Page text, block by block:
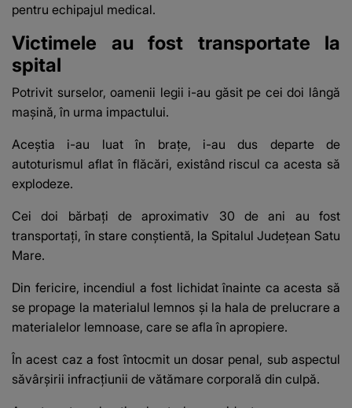
pentru echipajul medical.
Victimele au fost transportate la
spital
Potrivit surselor, oamenii legii i-au găsit pe cei doi lângă
mașină, în urma impactului.
Aceștia i-au luat în brațe, i-au dus departe de
autoturismul aflat în flăcări, existând riscul ca acesta să
explodeze.
Cei doi bărbați de aproximativ 30 de ani au fost
transportați, în stare conștientă, la Spitalul Județean Satu
Mare.
Din fericire, incendiul a fost lichidat înainte ca acesta să
se propage la materialul lemnos și la hala de prelucrare a
materialelor lemnoase, care se afla în apropiere.
În acest caz a fost întocmit un dosar penal, sub aspectul
săvârșirii infracțiunii de vătămare corporală din culpă.